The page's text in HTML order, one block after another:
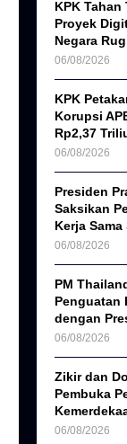
KPK
Proyek
Negara
06/08/2026
KPK
Korupsi
Rp2,37
06/08/2026
Presiden
Saksikan
Kerja
06/08/2026
PM
Penguatan
dengan
06/08/2026
Zikir dan
Pembuka
06/08/2026